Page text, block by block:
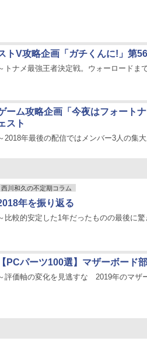
トV攻略企画「ガチくんに!」第
トナメ最強王者決定戦。ウォーロードま
ーム攻略企画「今夜はフォート
スト
2018年最後の配信ではメンバー3人の集
西川和久の不定期コラム
年を振り返る
比較的安定した1年だったものの最後に
【PCパーツ100選】マザーボード
評価軸の変化を見逃すな 2019年のマザ